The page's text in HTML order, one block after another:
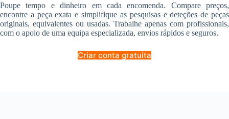
Poupe tempo e dinheiro em cada encomenda. Compare preços,
encontre a peça exata e simplifique as pesquisas e deteções de peças
originais, equivalentes ou usadas. Trabalhe apenas com profissionais,
com o apoio de uma equipa especializada, envios rápidos e seguros.
Criar conta gratuita